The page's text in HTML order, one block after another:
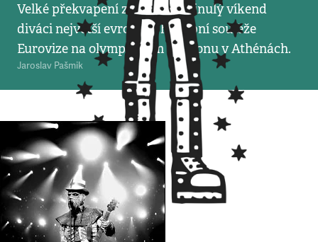
Velké překvapení zažili předminulý víkend
diváci největší evropské hudební soutěže
Eurovize na olympijském stadionu v Athénách.
Jaroslav Pašmik